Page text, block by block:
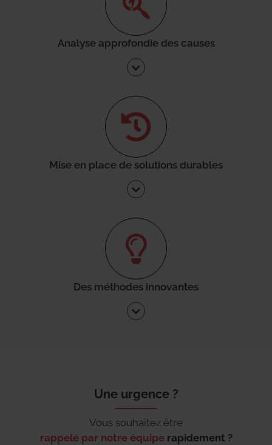
Analyse approfondie des causes
Mise en place de solutions durables
Des méthodes innovantes
Une urgence ?
Vous souhaitez être
rappelé par notre équipe rapidement ?